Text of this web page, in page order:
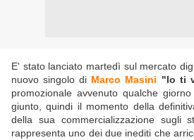
E' stato lanciato martedì sul mercato
nuovo singolo di Marco Masini "Io ti
promozionale avvenuto qualche
giunto, quindi il momento della
della sua commercializzazione sugli
rappresenta uno dei due inediti che